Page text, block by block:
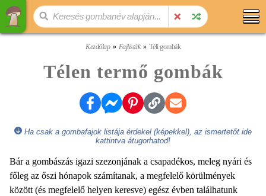
Kezdőlap Fajlisták Téli gombák
Télen termő gombák
Ha csak a gombafajok listája érdekel (képekkel), az ismertetőt ide
kattintva átugorhatod!
Bár a gombászás igazi szezonjának a csapadékos, meleg nyári és
főleg az őszi hónapok számítanak, a megfelelő körülmények
között (és megfelelő helyen keresve) egész évben találhatunk